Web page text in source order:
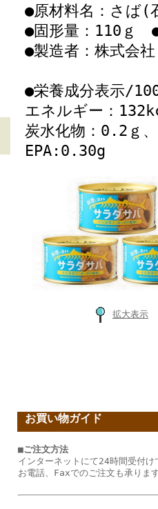
●原材料名：さば(
●固形量：110ｇ
●製造者：株式会
●栄養成分表示/
エネルギー：
炭水化物：0.2ｇ
EPA:0.30g
拡大表示
お買い物ガイド
■ご注文方法
インターネットにて24時間受付け
お電話、Faxでのご注文も承りま